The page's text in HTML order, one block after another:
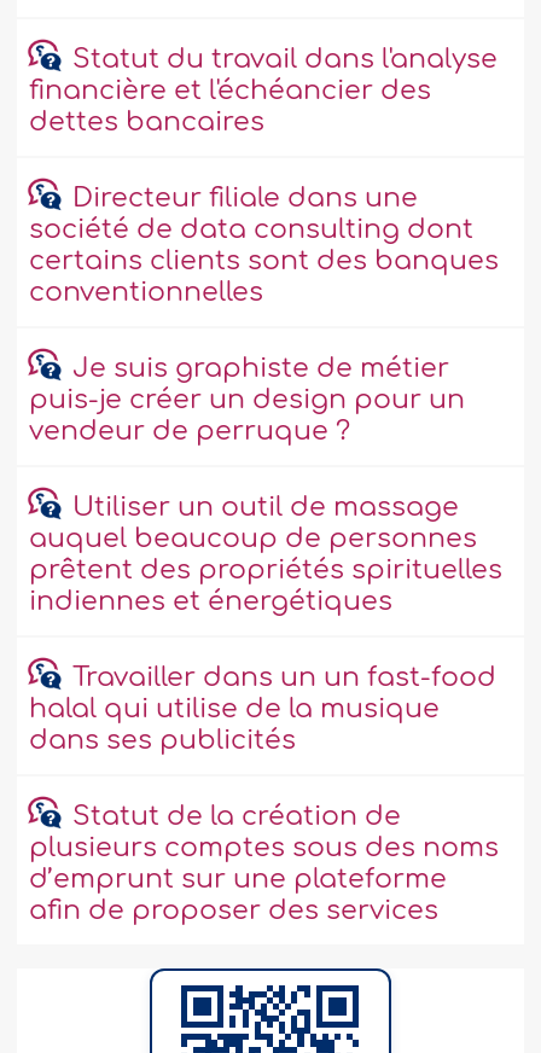
Statut du travail dans l'analyse
financière et l'échéancier des
dettes bancaires
Directeur filiale dans une
société de data consulting dont
certains clients sont des banques
conventionnelles
Je suis graphiste de métier
puis-je créer un design pour un
vendeur de perruque ?
Utiliser un outil de massage
auquel beaucoup de personnes
prêtent des propriétés spirituelles
indiennes et énergétiques
Travailler dans un un fast-food
halal qui utilise de la musique
dans ses publicités
Statut de la création de
plusieurs comptes sous des noms
d’emprunt sur une plateforme
afin de proposer des services